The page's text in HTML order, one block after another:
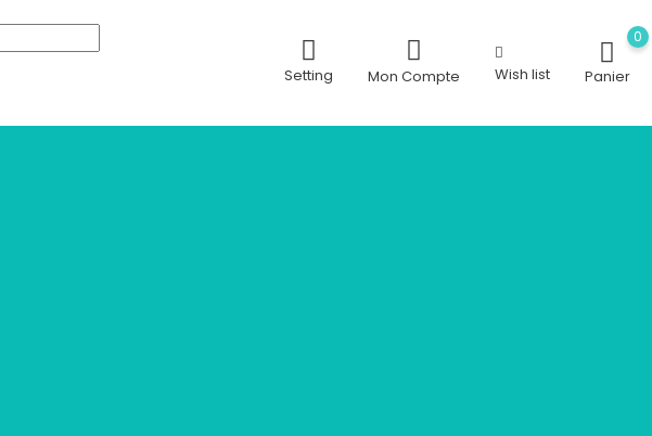
Setting Mon Compte Wish list
0
Panier